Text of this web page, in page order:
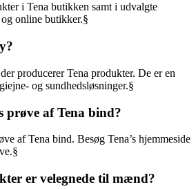
i Tena butikken samt i udvalgte
online butikker.§
producerer Tena produkter. De er en
og sundhedsløsninger.§
prøve af Tena bind?
af Tena bind. Besøg Tena’s hjemmeside
er velegnede til mænd?